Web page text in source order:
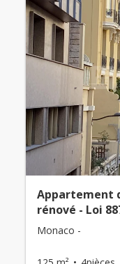
Appartement
rénové - Loi
Monaco -